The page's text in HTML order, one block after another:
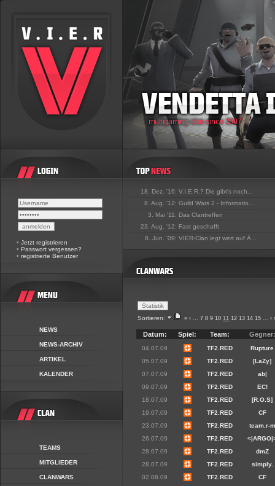
• Jetzt registrieren
• Passwort vergessen?
• registrierte Benutzer
NEWS
NEWS-ARCHIV
ARTIKEL
KALENDER
TEAMS
MITGLIEDER
CLANWARS
18. Dez. '16: V.I.E.R.? Die gibt's noch...
8. Aug. '12: Guild Wars 2 - Informatio...
3. Mai '11: Das Clantreffen
23. Aug. '12: Fast geschafft
8. Jun. '09: VIER-Clan legt wert auf Ä...
Sortieren: « ‹ ... 7 8 9 10 11 12 13 14 15 ... ›
Datum: Spiel: Team: Gegner:
04.07.09 TF2.RED
Rupture
05.07.09
TF2.RED
[LaZy]
07.07.09
TF2.RED
ab|
09.07.09
TF2.RED
EC!
18.07.09
TF2.RED
[R.O.S]
19.07.09
TF2.RED
CF
23.07.09
TF2.RED
team.r-m
26.07.09
TF2.RED
28.07.09
TF2.RED
dmZ
28.07.09
TF2.RED
simply.
02.08.09
TF2.RED
CF